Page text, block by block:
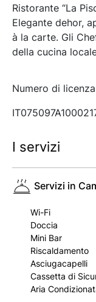
Ristorante “La
Elegante dehor,
à la carte. Gli
della cucina
Numero di
I servizi
Servizi in
Wi-Fi
Doccia
Mini Bar
Riscaldamento
Asciugacapelli
Cassetta di
Aria